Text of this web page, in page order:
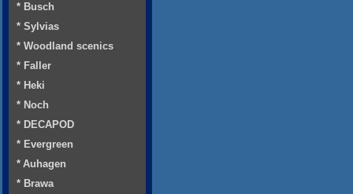
* Busch
* Sylvias
* Woodland scenics
* Faller
* Heki
* Noch
* DECAPOD
* Evergreen
* Auhagen
* Brawa